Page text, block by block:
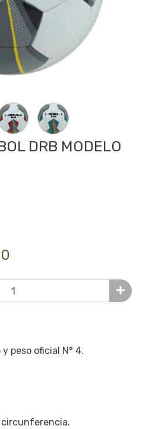
DRB MODELO
peso oficial N° 4.
circunferencia.